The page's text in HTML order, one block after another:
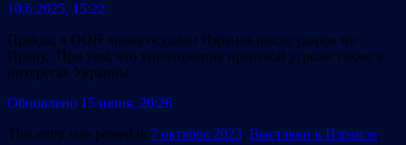
10.6.2025, 15:22
Правда, в ООН вновь осудили Израиль после ударов по
Ирану. При том, что уничтожение иранской угрозы также в
интересах Украины.
Обновлено 15 июня, 20:26
This entry was posted in 7 октября 2023, Выставки в Израиле,